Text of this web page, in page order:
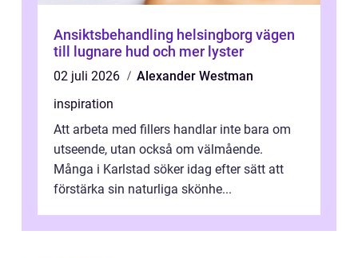
Ansiktsbehandling helsingborg vägen
till lugnare hud och mer lyster
02 juli 2026
Alexander Westman
inspiration
Att arbeta med fillers handlar inte bara om
utseende, utan också om välmående.
Många i Karlstad söker idag efter sätt att
förstärka sin naturliga skönhe...